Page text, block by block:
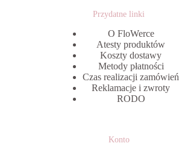
Przydatne linki
O FloWerce
Atesty produktów
Koszty dostawy
Metody płatności
Czas realizacji zamówień
Reklamacje i zwroty
RODO
Konto